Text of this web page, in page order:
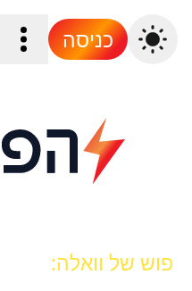
כניסה
פוש של וואלה: